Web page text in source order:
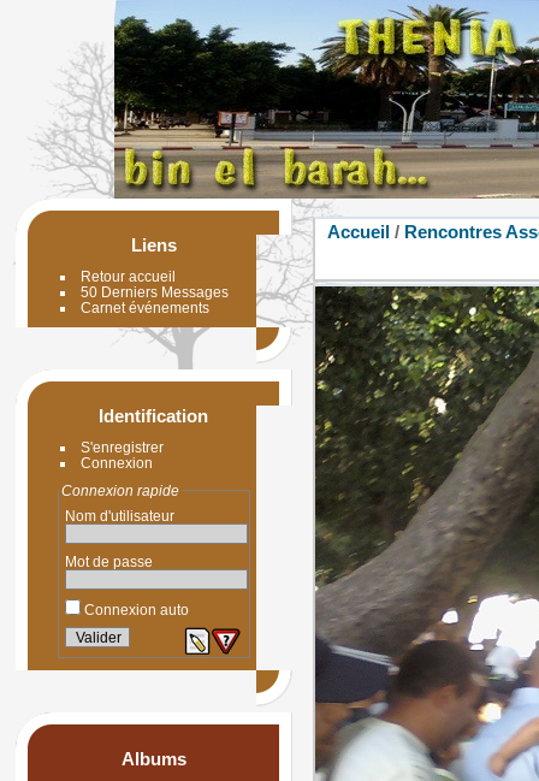
Liens
Retour accueil
50 Derniers Messages
Carnet événements
Identification
S'enregistrer
Connexion
Connexion rapide
Nom d'utilisateur
Mot de passe
Connexion auto
Albums
Accueil / Rencontres